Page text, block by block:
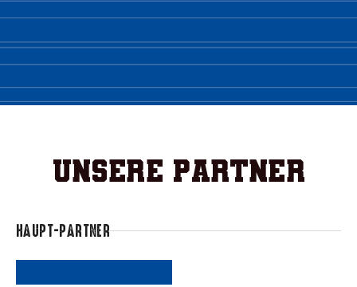
Unsere Partner
HAUPT-PARTNER